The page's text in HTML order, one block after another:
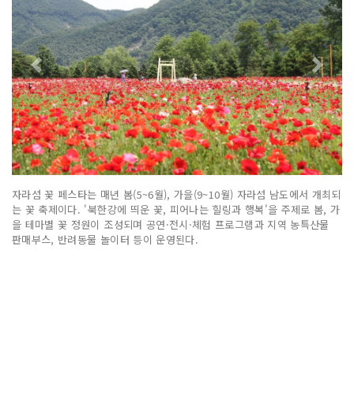
자라섬 꽃 페스타는 매년 봄(5~6월), 가을(9~10월) 자라섬 남도에서 개최되
는 꽃 축제이다. '북한강에 띄운 꽃, 피어나는 힐링과 행복'을 주제로 봄, 가
을 테마별 꽃 정원이 조성되며 공연·전시·체험 프로그램과 지역 농특산물
판매부스, 반려동물 놀이터 등이 운영된다.